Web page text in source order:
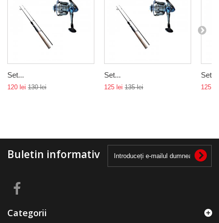
Set...
120 lei 130 lei
Set...
125 lei 135 lei
Set...
125 lei
Buletin informativ
Categorii